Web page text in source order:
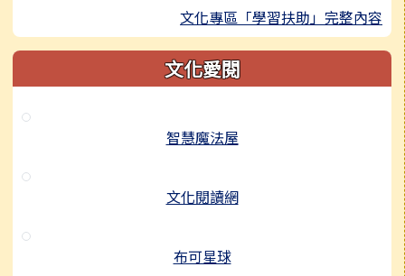
文化專區「學習扶助」完整內容
文化愛閱
智慧魔法屋
文化閱讀網
布可星球